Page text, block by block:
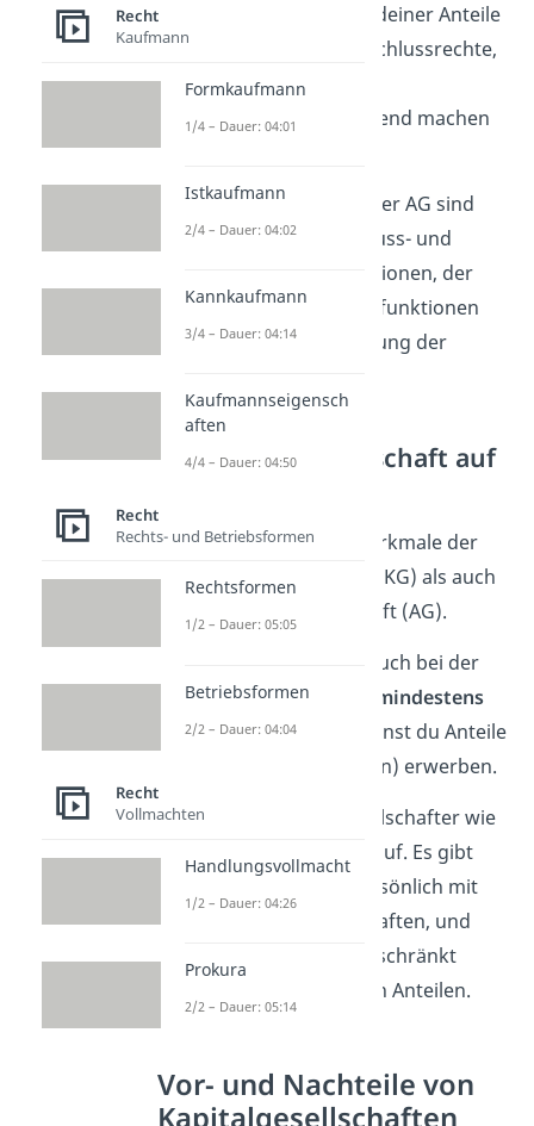
abhängig von der Höhe deiner Anteile
gewisse Stimm- und Beschlussrechte,
die du bei der jährlichen
Hauptversammlung geltend machen
kannst.
Wichtige Funktionen in der AG sind
der Vorstand mit Beschluss- und
Geschäftsführungsfunktionen, der
Aufsichtsrat mit Kontrollfunktionen
und die Hauptversammlung der
Kommanditgesellschaft auf
Die KGaA hat sowohl Merkmale der
Kommanditgesellschaft (KG) als auch
von der Aktiengesellschaft (AG).
Wie bei der AG beträgt auch bei der
KGaA dasGrundkapital mindestens
50.000€. Als Aktionär kannst du Anteile
des Grundkapitals (Aktien) erwerben.
Die KGaA teilt ihre Gesellschafter wie
die KG in zwei Gruppen auf. Es gibt
, die persönlich mit
ihrem Privatvermögen haften, und
Kommanditisten
, die beschränkt
haften, also nur mit ihren Anteilen.
Vor- und Nachteile von
Kapitalgesellschaften
Recht
Kaufmann
Formkaufmann
1/4 – Dauer: 04:01
Istkaufmann
2/4 – Dauer: 04:02
Kannkaufmann
3/4 – Dauer: 04:14
Kaufmannseigensch
aften
4/4 – Dauer: 04:50
Recht
Rechts- und Betriebsformen
Rechtsformen
1/2 – Dauer: 05:05
Betriebsformen
2/2 – Dauer: 04:04
Recht
Vollmachten
Handlungsvollmacht
1/2 – Dauer: 04:26
Prokura
2/2 – Dauer: 05:14